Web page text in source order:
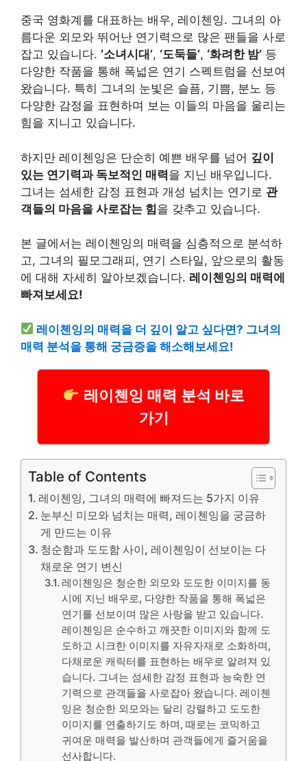
중국 영화계를 대표하는 배우, 레이첸잉. 그녀의 아
름다운 외모와 뛰어난 연기력으로 많은 팬들을 사로
잡고 있습니다. ‘소녀시대’, ‘도둑들’, ‘화려한 밤’ 등
다양한 작품을 통해 폭넓은 연기 스펙트럼을 선보여
왔습니다. 특히 그녀의 눈빛은 슬픔, 기쁨, 분노 등
다양한 감정을 표현하며 보는 이들의 마음을 울리는
힘을 지니고 있습니다.
하지만 레이첸잉은 단순히 예쁜 배우를 넘어 깊이
있는 연기력과 독보적인 매력을 지닌 배우입니다.
그녀는 섬세한 감정 표현과 개성 넘치는 연기로 관
객들의 마음을 사로잡는 힘을 갖추고 있습니다.
본 글에서는 레이첸잉의 매력을 심층적으로 분석하
고, 그녀의 필모그래피, 연기 스타일, 앞으로의 활동
에 대해 자세히 알아보겠습니다. 레이첸잉의 매력에
빠져보세요!
레이첸잉의 매력을 더 깊이 알고 싶다면? 그녀의
매력 분석을 통해 궁금증을 해소해보세요!
레이첸잉 매력 분석 바로
가기
Table of Contents
레이첸잉, 그녀의 매력에 빠져드는 5가지 이유
눈부신 미모와 넘치는 매력, 레이첸잉을 궁금하
게 만드는 이유
청순함과 도도함 사이, 레이첸잉이 선보이는 다
채로운 연기 변신
레이첸잉은 청순한 외모와 도도한 이미지를 동
시에 지닌 배우로, 다양한 작품을 통해 폭넓은
연기를 선보이며 많은 사랑을 받고 있습니다.
레이첸잉은 순수하고 깨끗한 이미지와 함께 도
도하고 시크한 이미지를 자유자재로 소화하며,
다채로운 캐릭터를 표현하는 배우로 알려져 있
습니다. 그녀는 섬세한 감정 표현과 능숙한 연
기력으로 관객들을 사로잡아 왔습니다. 레이첸
잉은 청순한 외모와는 달리 강렬하고 도도한
이미지를 연출하기도 하며, 때로는 코믹하고
귀여운 매력을 발산하며 관객들에게 즐거움을
선사합니다.